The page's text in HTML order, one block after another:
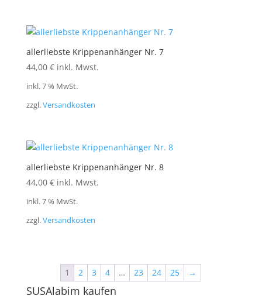
allerliebste Krippenanhänger Nr. 7
44,00 € inkl. Mwst.
inkl. 7 % MwSt.
zzgl.Versandkosten
allerliebste Krippenanhänger Nr. 8
44,00 € inkl. Mwst.
inkl. 7 % MwSt.
zzgl.Versandkosten
1 2 3 4 … 23 24 25 →
SUSAlabim kaufen